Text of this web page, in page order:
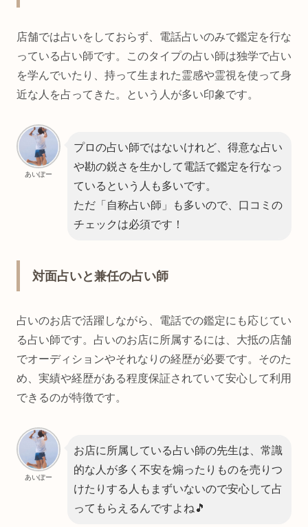
店舗では占いをしておらず、電話占いのみで鑑定を行な
っている占い師です。このタイプの占い師は独学で占い
を学んでいたり、持って生まれた霊感や霊視を使って身
近な人を占ってきた。という人が多い印象です。
あいぽー
プロの占い師ではないけれど、得意な占い
や勘の鋭さを生かして電話で鑑定を行なっ
ているという人も多いです。
ただ「自称占い師」も多いので、口コミの
チェックは必須です！
対面占いと兼任の占い師
占いのお店で活躍しながら、電話での鑑定にも応じてい
る占い師です。占いのお店に所属するには、大抵の店舗
でオーディションやそれなりの経歴が必要です。そのた
め、実績や経歴がある程度保証されていて安心して利用
できるのが特徴です。
あいぽー
お店に所属している占い師の先生は、常識
的な人が多く不安を煽ったりものを売りつ
けたりする人もまずいないので安心して占
ってもらえるんですよね🎵